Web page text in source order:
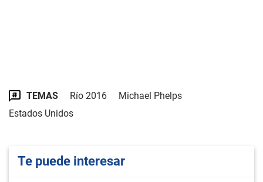
TEMAS Río 2016
Michael Phelps
Estados Unidos
Te puede interesar